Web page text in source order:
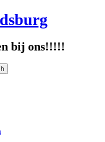
bij ons!!!!!